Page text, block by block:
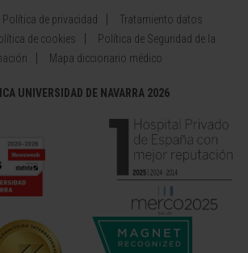
Política de privacidad
Tratamiento datos
de cookies
Política de Seguridad de la
Mapa diccionario médico
UNIVERSIDAD DE NAVARRA 2026